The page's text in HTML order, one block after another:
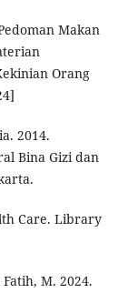
Makan
Orang
2014.
Bina Gizi dan
Care. Library
M. 2024.